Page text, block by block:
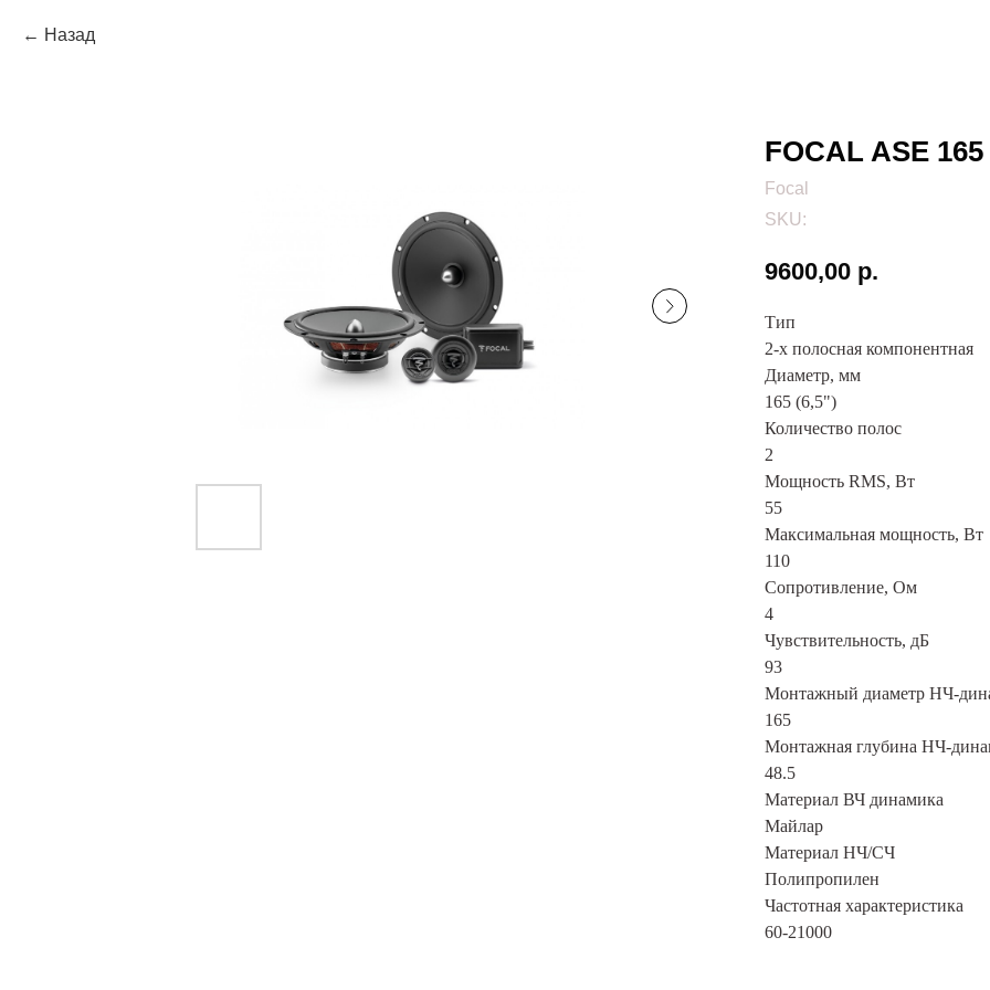
Назад
FOCAL ASE 165
Focal
SKU:
9600,00 р.
Тип
2-х полосная компонентная
Диаметр, мм
165 (6,5")
Количество полос
2
Мощность RMS, Вт
55
Максимальная мощность, Вт
110
Сопротивление, Ом
4
Чувствительность, дБ
93
Монтажный диаметр НЧ-
165
Монтажная глубина НЧ-
48.5
Материал ВЧ динамика
Майлар
Материал НЧ/СЧ
Полипропилен
Частотная характеристика
60-21000